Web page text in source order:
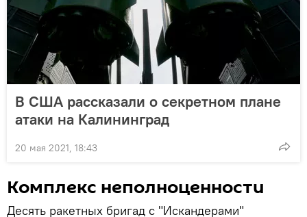
В США рассказали о секретном плане
атаки на Калининград
20 мая 2021, 18:43
Комплекс неполноценности
Десять ракетных бригад с "Искандерами"